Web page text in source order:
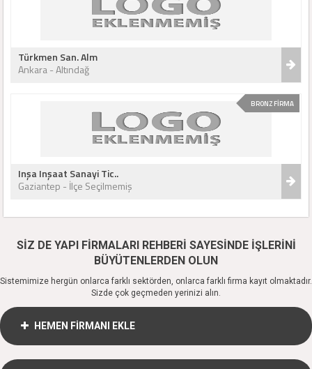
Türkmen San. Alm
Ankara - Altındağ
BRONZ FİRMA
Inşa Inşaat Sanayi Tic..
Gaziantep - İlçe Seçilmemiş
SİZ DE YAPI FİRMALARI REHBERİ SAYESİNDE İŞLERİNİ
BÜYÜTENLERDEN OLUN
Sistemimize hergün onlarca farklı sektörden, onlarca farklı firma kayıt olmaktadır.
Sizde çok geçmeden yerinizi alın.
HEMEN FİRMANI EKLE